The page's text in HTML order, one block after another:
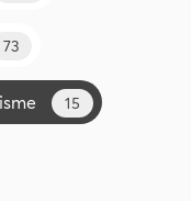
73
15